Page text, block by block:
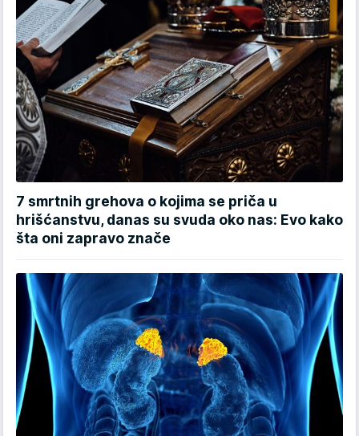
7 smrtnih grehova o kojima se priča u
hrišćanstvu, danas su svuda oko nas: Evo kako
šta oni zapravo znače